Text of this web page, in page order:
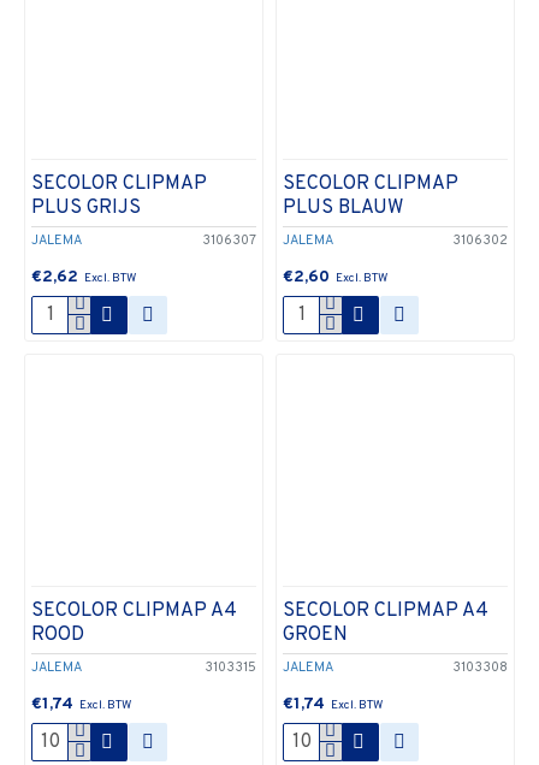
JALEMA 3106307
SECOLOR CLIPMAP
PLUS GRIJS
€2,62
JALEMA 3106302
SECOLOR CLIPMAP
PLUS BLAUW
€2,60
JALEMA 3103315
SECOLOR CLIPMAP A4
ROOD
€1,74
JALEMA 3103308
SECOLOR CLIPMAP A4
GROEN
€1,74